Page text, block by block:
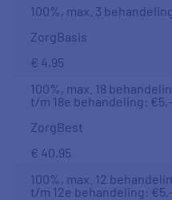
100%, max. 3
ZorgBasis
€ 4,95
100%, max. 18
t/m 18e behandeling: €5,-
ZorgBest
€ 40,95
100%, max. 12
t/m 12e behandeling: